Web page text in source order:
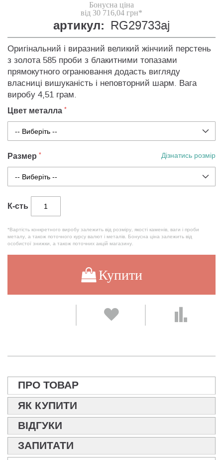
Бонусна ціна
від 30 716,04 грн*
артикул: RG29733aj
Оригінальний і виразний великий жінчиий перстень
з золота 585 проби з блакитними топазами
прямокутного огранювання додасть вигляду
власниці вишуканість і неповторний шарм. Вага
виробу 4,51 грам.
Цвет металла
Размер Дізнатись розмір
К-сть
*Вартість конкретного виробу залежить від розміру, якості каменів, ваги і проби
металу, а також поточного курсу валют і металів. Бонусна ціна залежить від
особистої знижки, а також поточних акцій магазину.
Купити
ПРО ТОВАР
ЯК КУПИТИ
ВІДГУКИ
ЗАПИТАТИ